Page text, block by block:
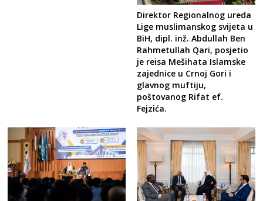
Direktor Regionalnog ureda
Lige muslimanskog svijeta u
BiH, dipl. inž. Abdullah Ben
Rahmetullah Qari, posjetio
je reisa Mešihata Islamske
zajednice u Crnoj Gori i
glavnog muftiju,
poštovanog Rifat ef.
Fejzića.